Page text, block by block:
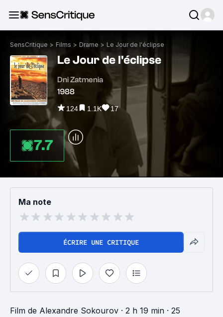
SensCritique > Films > Drame > Le Jour de l'éclipse
Le Jour de l'éclipse
Dni Zatmenia
1988
124 1.1K 17
7.7
Ma note
ÉCRIRE UNE CRITIQUE
Film de Alexandre Sokourov · 2 h 19 min · 25